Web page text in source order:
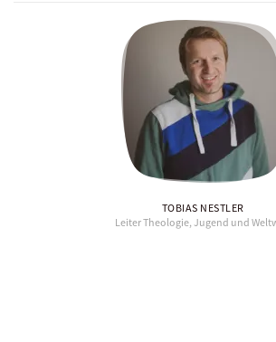
TOBIAS NESTLER
Leiter Theologie, Jugend und